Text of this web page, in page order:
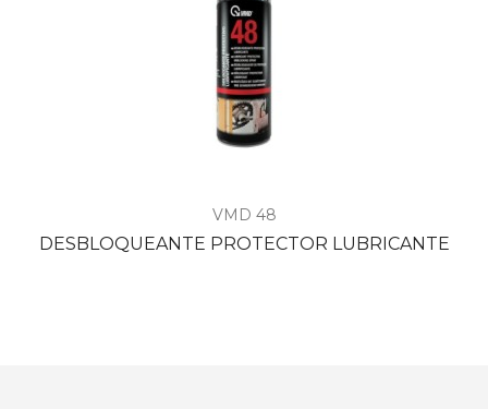
VMD 48
DESBLOQUEANTE PROTECTOR LUBRICANTE